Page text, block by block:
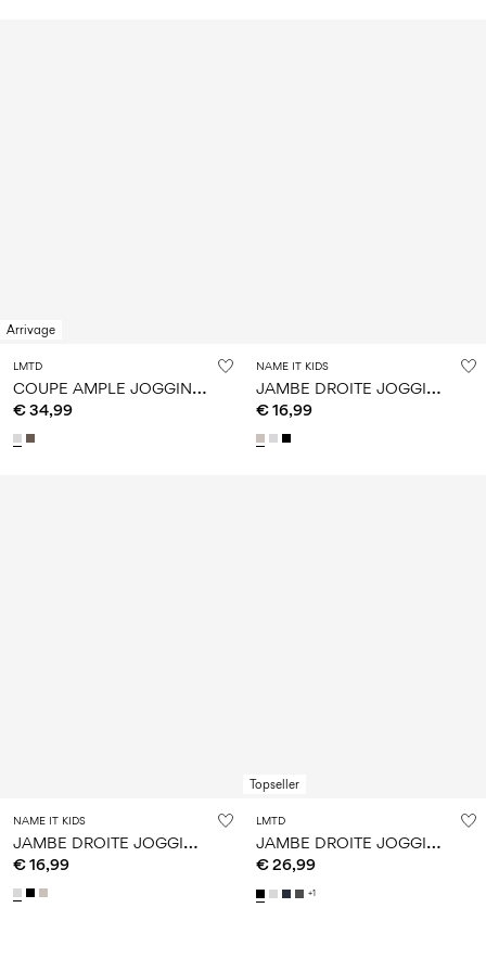
Arrivage
LMTD
C
OUPE AMPLE JOGGING EN MOLLETON
€ 34,99
NAME IT KIDS
J
AMBE DROITE JOGGING EN MOLLETON
€ 16,99
NAME IT KIDS
J
AMBE DROITE JOGGING EN MOLLETON
€ 16,99
Topseller
LMTD
J
AMBE DROITE JOGGING EN MOLLETON
€ 26,99
+1